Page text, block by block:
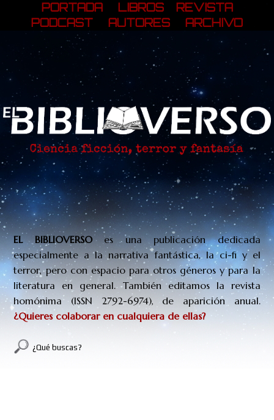
PORTADA LIBROS
REVISTA
PODCAST
AUTORES ARCHIVO
EL BIBLIOVERSO es una publicacióndedicada
especialmente a la narrativa fantástica, la ci-fi y el
terror, pero con espacio para otros géneros y para la
literatura en general. También editamos la revista
homónima (ISSN 2792-6974), de aparición anual.
¿Quieres colaborar en cualquiera de ellas?
¿Qué buscas?